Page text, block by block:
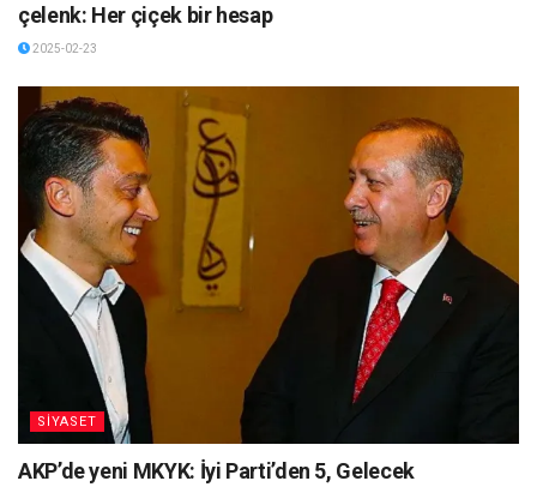
çelenk: Her çiçek bir hesap
2025-02-23
SİYASET
AKP’de yeni MKYK: İyi Parti’den 5, Gelecek